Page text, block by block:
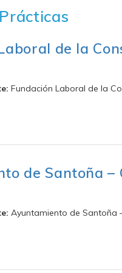
de la
Fundación Laboral de la
de Santoña –
Ayuntamiento de Santoña